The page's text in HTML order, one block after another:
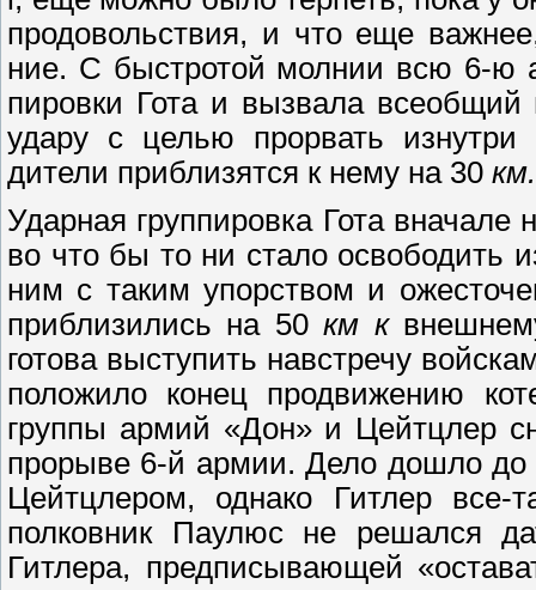
продовольствия, и что еще
ние. С быстротой молнии всю 6-ю
пировки Гота и вызвала всеобщий
удару с целью прорвать изнутри
дители приблизятся к нему на 30 км.
Ударная группировка Гота
во что бы то ни стало освободить
ним с таким упорством и
приблизились на 50км к
готова выступить навстречу
положило конец продвижению
группы армий «Дон» и Цейтцлер
прорыве 6-й армии. Дело дошло до
Цейтцлером, однако Гитлер все-
полковник Паулюс не решался
Гитлера, предписывающей